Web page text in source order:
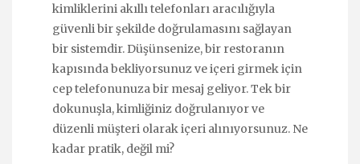
kimliklerini akıllı telefonları aracılığıyla
güvenli bir şekilde doğrulamasını sağlayan
bir sistemdir. Düşünsenize, bir restoranın
kapısında bekliyorsunuz ve içeri girmek için
cep telefonunuza bir mesaj geliyor. Tek bir
dokunuşla, kimliğiniz doğrulanıyor ve
düzenli müşteri olarak içeri alınıyorsunuz. Ne
kadar pratik, değil mi?